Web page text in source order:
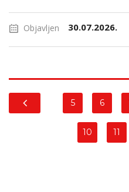
Objavljen 30.07.2026.
5 6
10 11